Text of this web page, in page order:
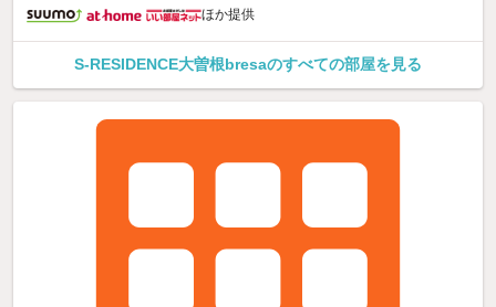
ほか提供
S-RESIDENCE大曽根bresaのすべての部屋を見る